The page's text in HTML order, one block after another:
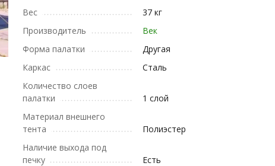
Вес
37 кг
Производитель
Век
Форма палатки
Другая
Каркас
Сталь
Количество слоев
палатки
1 слой
Материал внешнего
тента
Полиэстер
Наличие выхода под
печку
Есть